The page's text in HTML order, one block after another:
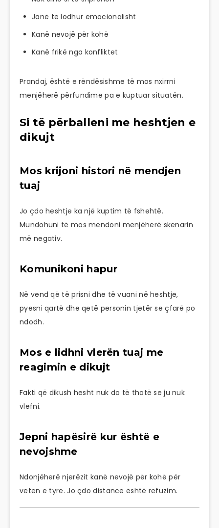
Janë të lodhur emocionalisht
Kanë nevojë për kohë
Kanë frikë nga konfliktet
Prandaj, është e rëndësishme të mos nxirrni
menjëherë përfundime pa e kuptuar situatën.
Si të përballeni me heshtjen e
dikujt
Mos krijoni histori në mendjen
tuaj
Jo çdo heshtje ka një kuptim të fshehtë.
Mundohuni të mos mendoni menjëherë skenarin
më negativ.
Komunikoni hapur
Në vend që të prisni dhe të vuani në heshtje,
pyesni qartë dhe qetë personin tjetër se çfarë po
ndodh.
Mos e lidhni vlerën tuaj me
reagimin e dikujt
Fakti që dikush hesht nuk do të thotë se ju nuk
vlefni.
Jepni hapësirë kur është e
nevojshme
Ndonjëherë njerëzit kanë nevojë për kohë për
veten e tyre. Jo çdo distancë është refuzim.